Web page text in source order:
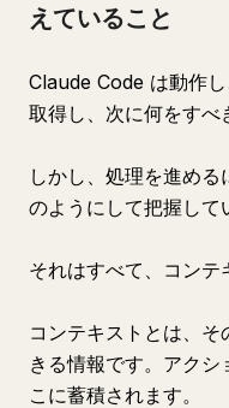
えていること
Claude Code は動作
取得し、次に何をすべ
しかし、処理を進め
のようにして把握して
それはすべて、コンテ
コンテキストとは、
きる情報です。アク
こに蓄積されます。